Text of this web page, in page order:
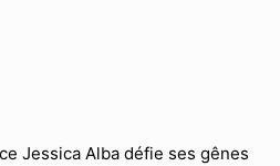
Jessica Alba défie ses gênes